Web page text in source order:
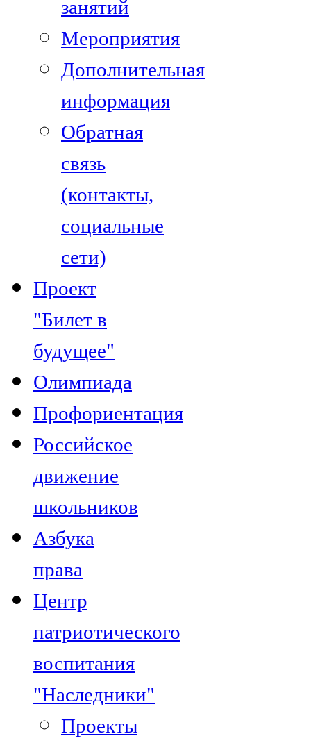
занятий
Мероприятия
Дополнительная
информация
Обратная
связь
(контакты,
социальные
сети)
Проект
"Билет в
будущее"
Олимпиада
Профориентация
Российское
движение
школьников
Азбука
права
Центр
патриотического
воспитания
"Наследники"
Проекты